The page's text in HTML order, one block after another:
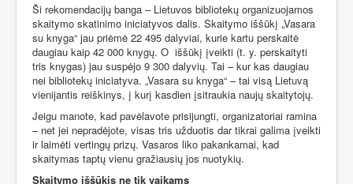
Ši rekomendacijų banga – Lietuvos bibliotekų organizuojamos
skaitymo skatinimo iniciatyvos dalis. Skaitymo iššūkį „Vasara
su knyga“ jau priėmė 22 495 dalyviai, kurie kartu perskaitė
daugiau kaip 42 000 knygų. O iššūkį įveikti (t. y. perskaityti
tris knygas) jau suspėjo 9 300 dalyvių. Tai – kur kas daugiau
nei bibliotekų iniciatyva. „Vasara su knyga“ – tai visą Lietuvą
vienijantis reiškinys, į kurį kasdien įsitraukia naujų skaitytojų.
Jeigu manote, kad pavėlavote prisijungti, organizatoriai ramina
– net jei nepradėjote, visas tris užduotis dar tikrai galima įveikti
ir laimėti vertingų prizų. Vasaros liko pakankamai, kad
skaitymas taptų vienu gražiausių jos nuotykių.
Skaitymo iššūkis ne tik vaikams